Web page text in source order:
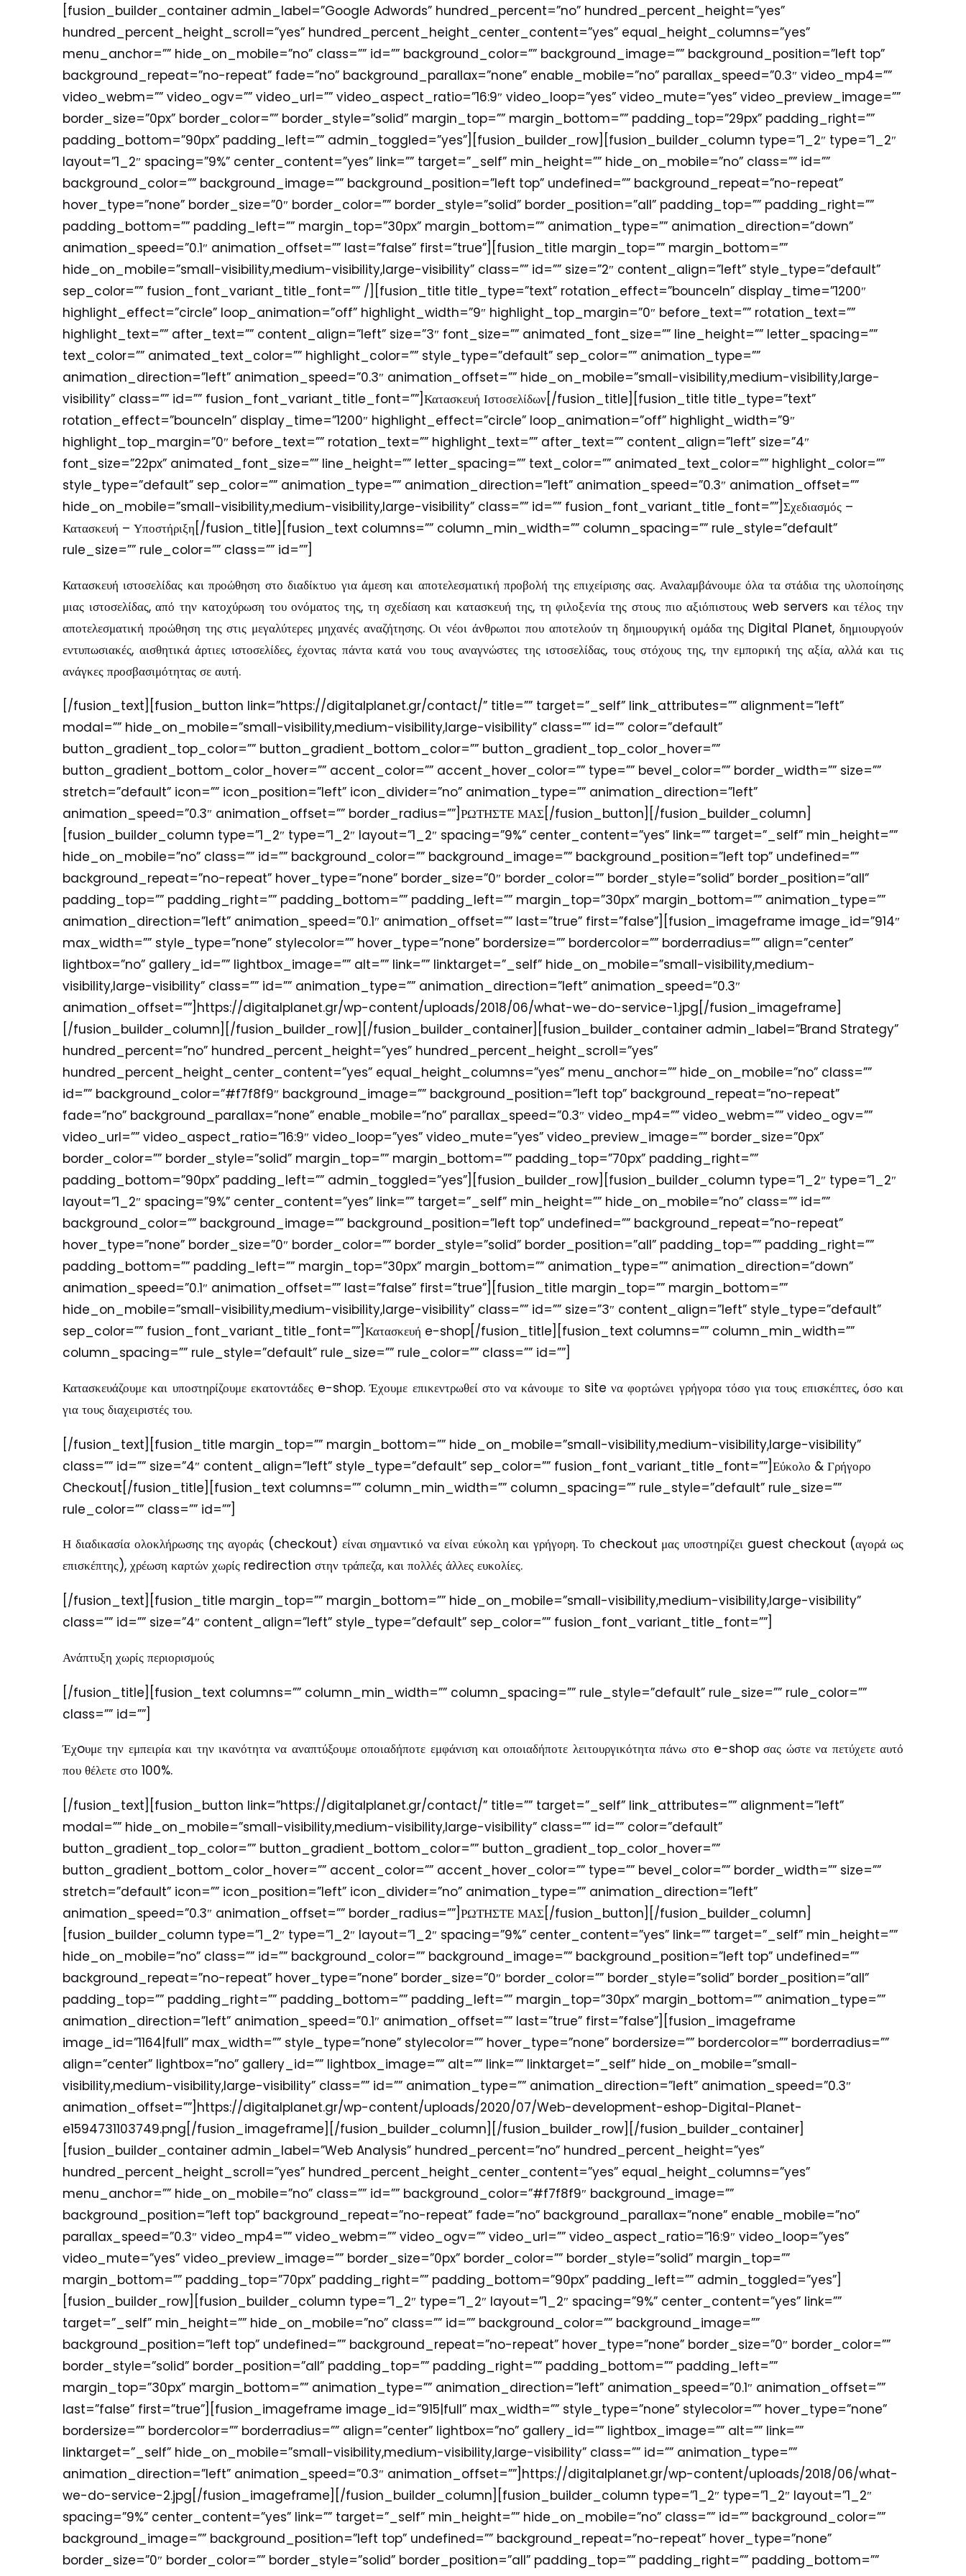
[fusion_builder_container admin_label=”Google Adwords” hundred_percent=”no” hundred_percent_height=”yes”
hundred_percent_height_scroll=”yes” hundred_percent_height_center_content=”yes” equal_height_columns=”yes”
menu_anchor=”” hide_on_mobile=”no” class=”” id=”” background_color=”” background_image=”” background_position=”left top”
background_repeat=”no-repeat” fade=”no” background_parallax=”none” enable_mobile=”no” parallax_speed=”0.3″ video_mp4=””
video_webm=”” video_ogv=”” video_url=”” video_aspect_ratio=”16:9″ video_loop=”yes” video_mute=”yes” video_preview_image=””
border_size=”0px” border_color=”” border_style=”solid” margin_top=”” margin_bottom=”” padding_top=”29px” padding_right=””
padding_bottom=”90px” padding_left=”” admin_toggled=”yes”][fusion_builder_row][fusion_builder_column type=”1_2″ type=”1_2″
layout=”1_2″ spacing=”9%” center_content=”yes” link=”” target=”_self” min_height=”” hide_on_mobile=”no” class=”” id=””
background_color=”” background_image=”” background_position=”left top” undefined=”” background_repeat=”no-repeat”
hover_type=”none” border_size=”0″ border_color=”” border_style=”solid” border_position=”all” padding_top=”” padding_right=””
padding_bottom=”” padding_left=”” margin_top=”30px” margin_bottom=”” animation_type=”” animation_direction=”down”
animation_speed=”0.1″ animation_offset=”” last=”false” first=”true”][fusion_title margin_top=”” margin_bottom=””
hide_on_mobile=”small-visibility,medium-visibility,large-visibility” class=”” id=”” size=”2″ content_align=”left” style_type=”default”
sep_color=”” fusion_font_variant_title_font=”” /][fusion_title title_type=”text” rotation_effect=”bounceIn” display_time=”1200″
highlight_effect=”circle” loop_animation=”off” highlight_width=”9″ highlight_top_margin=”0″ before_text=”” rotation_text=””
highlight_text=”” after_text=”” content_align=”left” size=”3″ font_size=”” animated_font_size=”” line_height=”” letter_spacing=””
text_color=”” animated_text_color=”” highlight_color=”” style_type=”default” sep_color=”” animation_type=””
animation_direction=”left” animation_speed=”0.3″ animation_offset=”” hide_on_mobile=”small-visibility,medium-visibility,large-
visibility” class=”” id=”” fusion_font_variant_title_font=””]Κατασκευή Ιστοσελίδων[/fusion_title][fusion_title title_type=”text”
rotation_effect=”bounceIn” display_time=”1200″ highlight_effect=”circle” loop_animation=”off” highlight_width=”9″
highlight_top_margin=”0″ before_text=”” rotation_text=”” highlight_text=”” after_text=”” content_align=”left” size=”4″
font_size=”22px” animated_font_size=”” line_height=”” letter_spacing=”” text_color=”” animated_text_color=”” highlight_color=””
style_type=”default” sep_color=”” animation_type=”” animation_direction=”left” animation_speed=”0.3″ animation_offset=””
hide_on_mobile=”small-visibility,medium-visibility,large-visibility” class=”” id=”” fusion_font_variant_title_font=””]Σχεδιασμός –
Κατασκευή – Υποστήριξη[/fusion_title][fusion_text columns=”” column_min_width=”” column_spacing=”” rule_style=”default”
rule_size=”” rule_color=”” class=”” id=””]
Κατασκευή ιστοσελίδας και προώθηση στο διαδίκτυο για άμεση και αποτελεσματική προβολή της επιχείρισης σας. Αναλαμβάνουμε όλα τα στάδια της υλοποίησης
μιας ιστοσελίδας, από την κατοχύρωση του ονόματος της, τη σχεδίαση και κατασκευή της, τη φιλοξενία της στους πιο αξιόπιστους web servers και τέλος την
αποτελεσματική προώθηση της στις μεγαλύτερες μηχανές αναζήτησης. Οι νέοι άνθρωποι που αποτελούν τη δημιουργική ομάδα της Digital Planet, δημιουργούν
εντυπωσιακές, αισθητικά άρτιες ιστοσελίδες, έχοντας πάντα κατά νου τους αναγνώστες της ιστοσελίδας, τους στόχους της, την εμπορική της αξία, αλλά και τις
ανάγκες προσβασιμότητας σε αυτή.
[/fusion_text][fusion_button link=”https://digitalplanet.gr/contact/” title=”” target=”_self” link_attributes=”” alignment=”left”
modal=”” hide_on_mobile=”small-visibility,medium-visibility,large-visibility” class=”” id=”” color=”default”
button_gradient_top_color=”” button_gradient_bottom_color=”” button_gradient_top_color_hover=””
button_gradient_bottom_color_hover=”” accent_color=”” accent_hover_color=”” type=”” bevel_color=”” border_width=”” size=””
stretch=”default” icon=”” icon_position=”left” icon_divider=”no” animation_type=”” animation_direction=”left”
animation_speed=”0.3″ animation_offset=”” border_radius=””]ΡΩΤΗΣΤΕ ΜΑΣ[/fusion_button][/fusion_builder_column]
[fusion_builder_column type=”1_2″ type=”1_2″ layout=”1_2″ spacing=”9%” center_content=”yes” link=”” target=”_self” min_height=””
hide_on_mobile=”no” class=”” id=”” background_color=”” background_image=”” background_position=”left top” undefined=””
background_repeat=”no-repeat” hover_type=”none” border_size=”0″ border_color=”” border_style=”solid” border_position=”all”
padding_top=”” padding_right=”” padding_bottom=”” padding_left=”” margin_top=”30px” margin_bottom=”” animation_type=””
animation_direction=”left” animation_speed=”0.1″ animation_offset=”” last=”true” first=”false”][fusion_imageframe image_id=”914″
max_width=”” style_type=”none” stylecolor=”” hover_type=”none” bordersize=”” bordercolor=”” borderradius=”” align=”center”
lightbox=”no” gallery_id=”” lightbox_image=”” alt=”” link=”” linktarget=”_self” hide_on_mobile=”small-visibility,medium-
visibility,large-visibility” class=”” id=”” animation_type=”” animation_direction=”left” animation_speed=”0.3″
animation_offset=””]https://digitalplanet.gr/wp-content/uploads/2018/06/what-we-do-service-1.jpg[/fusion_imageframe]
[/fusion_builder_column][/fusion_builder_row][/fusion_builder_container][fusion_builder_container admin_label=”Brand Strategy”
hundred_percent=”no” hundred_percent_height=”yes” hundred_percent_height_scroll=”yes”
hundred_percent_height_center_content=”yes” equal_height_columns=”yes” menu_anchor=”” hide_on_mobile=”no” class=””
id=”” background_color=”#f7f8f9″ background_image=”” background_position=”left top” background_repeat=”no-repeat”
fade=”no” background_parallax=”none” enable_mobile=”no” parallax_speed=”0.3″ video_mp4=”” video_webm=”” video_ogv=””
video_url=”” video_aspect_ratio=”16:9″ video_loop=”yes” video_mute=”yes” video_preview_image=”” border_size=”0px”
border_color=”” border_style=”solid” margin_top=”” margin_bottom=”” padding_top=”70px” padding_right=””
padding_bottom=”90px” padding_left=”” admin_toggled=”yes”][fusion_builder_row][fusion_builder_column type=”1_2″ type=”1_2″
layout=”1_2″ spacing=”9%” center_content=”yes” link=”” target=”_self” min_height=”” hide_on_mobile=”no” class=”” id=””
background_color=”” background_image=”” background_position=”left top” undefined=”” background_repeat=”no-repeat”
hover_type=”none” border_size=”0″ border_color=”” border_style=”solid” border_position=”all” padding_top=”” padding_right=””
padding_bottom=”” padding_left=”” margin_top=”30px” margin_bottom=”” animation_type=”” animation_direction=”down”
animation_speed=”0.1″ animation_offset=”” last=”false” first=”true”][fusion_title margin_top=”” margin_bottom=””
hide_on_mobile=”small-visibility,medium-visibility,large-visibility” class=”” id=”” size=”3″ content_align=”left” style_type=”default”
sep_color=”” fusion_font_variant_title_font=””]Κατασκευή e-shop[/fusion_title][fusion_text columns=”” column_min_width=””
column_spacing=”” rule_style=”default” rule_size=”” rule_color=”” class=”” id=””]
Κατασκευάζουμε και υποστηρίζουμε εκατοντάδες e-shop. Έχουμε επικεντρωθεί στο να κάνουμε το site να φορτώνει γρήγορα τόσο για τους επισκέπτες, όσο και
για τους διαχειριστές του.
[/fusion_text][fusion_title margin_top=”” margin_bottom=”” hide_on_mobile=”small-visibility,medium-visibility,large-visibility”
class=”” id=”” size=”4″ content_align=”left” style_type=”default” sep_color=”” fusion_font_variant_title_font=””]Εύκολο & Γρήγορο
Checkout[/fusion_title][fusion_text columns=”” column_min_width=”” column_spacing=”” rule_style=”default” rule_size=””
rule_color=”” class=”” id=””]
Η διαδικασία ολοκλήρωσης της αγοράς (checkout) είναι σημαντικό να είναι εύκολη και γρήγορη. Το checkout μας υποστηρίζει guest checkout (αγορά ως
επισκέπτης), χρέωση καρτών χωρίς redirection στην τράπεζα, και πολλές άλλες ευκολίες.
[/fusion_text][fusion_title margin_top=”” margin_bottom=”” hide_on_mobile=”small-visibility,medium-visibility,large-visibility”
class=”” id=”” size=”4″ content_align=”left” style_type=”default” sep_color=”” fusion_font_variant_title_font=””]
Ανάπτυξη χωρίς περιορισμούς
[/fusion_title][fusion_text columns=”” column_min_width=”” column_spacing=”” rule_style=”default” rule_size=”” rule_color=””
class=”” id=””]
Έχoυμε την εμπειρία και την ικανότητα να αναπτύξουμε οποιαδήποτε εμφάνιση και οποιαδήποτε λειτουργικότητα πάνω στο e-shop σας ώστε να πετύχετε αυτό
που θέλετε στο 100%.
[/fusion_text][fusion_button link=”https://digitalplanet.gr/contact/” title=”” target=”_self” link_attributes=”” alignment=”left”
modal=”” hide_on_mobile=”small-visibility,medium-visibility,large-visibility” class=”” id=”” color=”default”
button_gradient_top_color=”” button_gradient_bottom_color=”” button_gradient_top_color_hover=””
button_gradient_bottom_color_hover=”” accent_color=”” accent_hover_color=”” type=”” bevel_color=”” border_width=”” size=””
stretch=”default” icon=”” icon_position=”left” icon_divider=”no” animation_type=”” animation_direction=”left”
animation_speed=”0.3″ animation_offset=”” border_radius=””]ΡΩΤΗΣΤΕ ΜΑΣ[/fusion_button][/fusion_builder_column]
[fusion_builder_column type=”1_2″ type=”1_2″ layout=”1_2″ spacing=”9%” center_content=”yes” link=”” target=”_self” min_height=””
hide_on_mobile=”no” class=”” id=”” background_color=”” background_image=”” background_position=”left top” undefined=””
background_repeat=”no-repeat” hover_type=”none” border_size=”0″ border_color=”” border_style=”solid” border_position=”all”
padding_top=”” padding_right=”” padding_bottom=”” padding_left=”” margin_top=”30px” margin_bottom=”” animation_type=””
animation_direction=”left” animation_speed=”0.1″ animation_offset=”” last=”true” first=”false”][fusion_imageframe
image_id=”1164|full” max_width=”” style_type=”none” stylecolor=”” hover_type=”none” bordersize=”” bordercolor=”” borderradius=””
align=”center” lightbox=”no” gallery_id=”” lightbox_image=”” alt=”” link=”” linktarget=”_self” hide_on_mobile=”small-
visibility,medium-visibility,large-visibility” class=”” id=”” animation_type=”” animation_direction=”left” animation_speed=”0.3″
animation_offset=””]https://digitalplanet.gr/wp-content/uploads/2020/07/Web-development-eshop-Digital-Planet-
e1594731103749.png[/fusion_imageframe][/fusion_builder_column][/fusion_builder_row][/fusion_builder_container]
[fusion_builder_container admin_label=”Web Analysis” hundred_percent=”no” hundred_percent_height=”yes”
hundred_percent_height_scroll=”yes” hundred_percent_height_center_content=”yes” equal_height_columns=”yes”
menu_anchor=”” hide_on_mobile=”no” class=”” id=”” background_color=”#f7f8f9″ background_image=””
background_position=”left top” background_repeat=”no-repeat” fade=”no” background_parallax=”none” enable_mobile=”no”
parallax_speed=”0.3″ video_mp4=”” video_webm=”” video_ogv=”” video_url=”” video_aspect_ratio=”16:9″ video_loop=”yes”
video_mute=”yes” video_preview_image=”” border_size=”0px” border_color=”” border_style=”solid” margin_top=””
margin_bottom=”” padding_top=”70px” padding_right=”” padding_bottom=”90px” padding_left=”” admin_toggled=”yes”]
[fusion_builder_row][fusion_builder_column type=”1_2″ type=”1_2″ layout=”1_2″ spacing=”9%” center_content=”yes” link=””
target=”_self” min_height=”” hide_on_mobile=”no” class=”” id=”” background_color=”” background_image=””
background_position=”left top” undefined=”” background_repeat=”no-repeat” hover_type=”none” border_size=”0″ border_color=””
border_style=”solid” border_position=”all” padding_top=”” padding_right=”” padding_bottom=”” padding_left=””
margin_top=”30px” margin_bottom=”” animation_type=”” animation_direction=”left” animation_speed=”0.1″ animation_offset=””
last=”false” first=”true”][fusion_imageframe image_id=”915|full” max_width=”” style_type=”none” stylecolor=”” hover_type=”none”
bordersize=”” bordercolor=”” borderradius=”” align=”center” lightbox=”no” gallery_id=”” lightbox_image=”” alt=”” link=””
linktarget=”_self” hide_on_mobile=”small-visibility,medium-visibility,large-visibility” class=”” id=”” animation_type=””
animation_direction=”left” animation_speed=”0.3″ animation_offset=””]https://digitalplanet.gr/wp-content/uploads/2018/06/what-
we-do-service-2.jpg[/fusion_imageframe][/fusion_builder_column][fusion_builder_column type=”1_2″ type=”1_2″ layout=”1_2″
spacing=”9%” center_content=”yes” link=”” target=”_self” min_height=”” hide_on_mobile=”no” class=”” id=”” background_color=””
background_image=”” background_position=”left top” undefined=”” background_repeat=”no-repeat” hover_type=”none”
border_size=”0″ border_color=”” border_style=”solid” border_position=”all” padding_top=”” padding_right=”” padding_bottom=””